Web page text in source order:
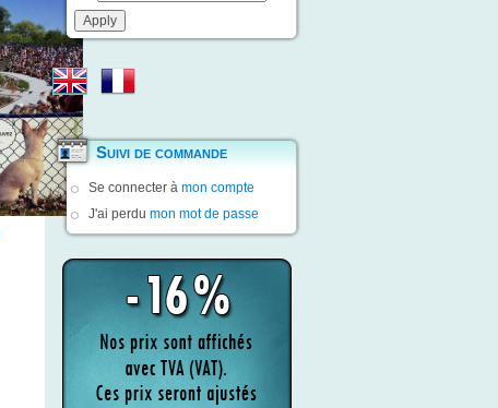
Suivi de commande
Se connecter à mon compte
J'ai perdu mon mot de passe